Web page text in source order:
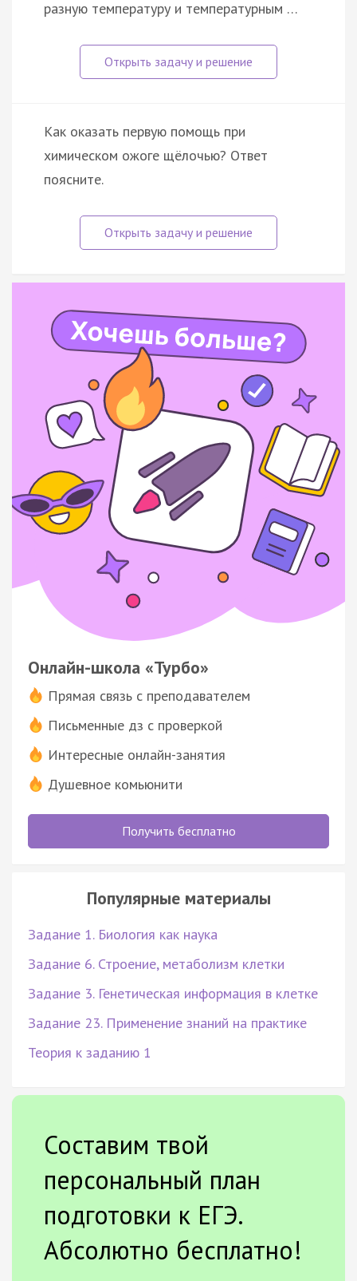
разную температуру и температурным …
Как оказать первую помощь при
химическом ожоге щёлочью? Ответ
поясните.
Онлайн-школа «Турбо»
Прямая связь с преподавателем
Письменные дз с проверкой
Интересные онлайн-занятия
Душевное комьюнити
Получить бесплатно
Популярные материалы
Задание 1. Биология как наука
Задание 6. Строение, метаболизм клетки
Задание 3. Генетическая информация в клетке
Задание 23. Применение знаний на практике
Теория к заданию 1
Составим твой
персональный план
подготовки к ЕГЭ.
Абсолютно бесплатно!